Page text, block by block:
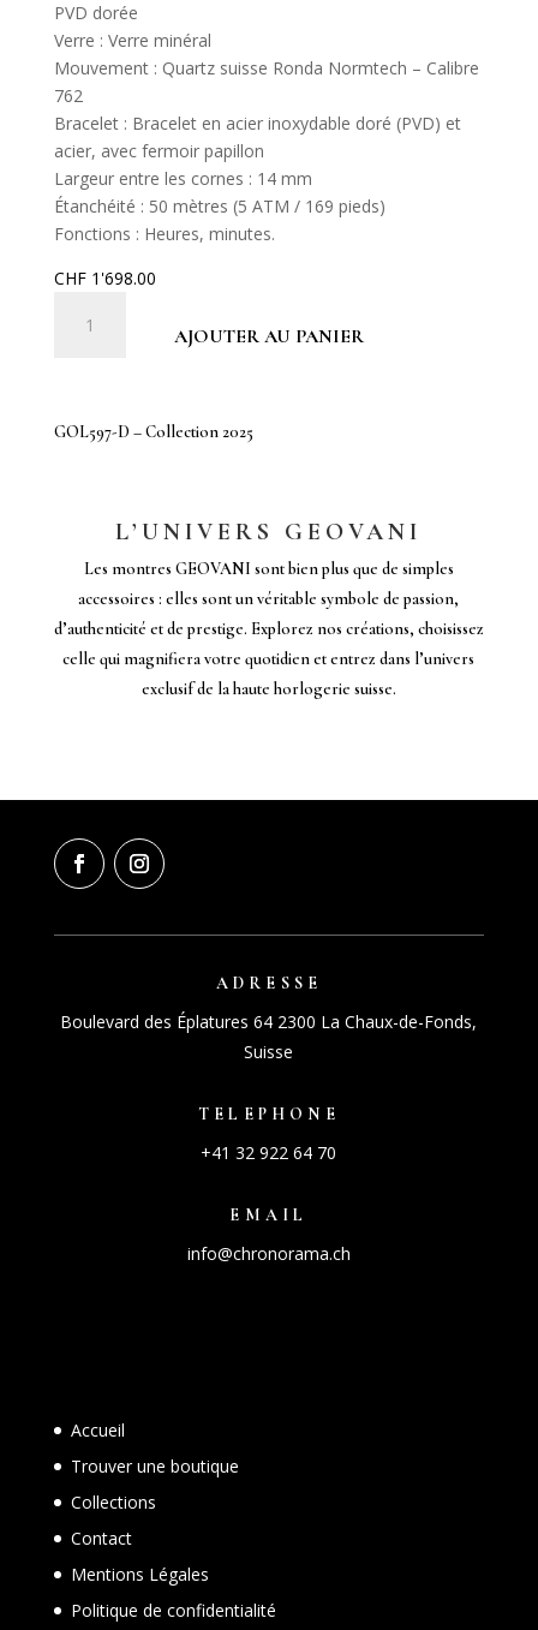
PVD dorée
Verre : Verre minéral
Mouvement : Quartz suisse Ronda Normtech – Calibre
762
Bracelet : Bracelet en acier inoxydable doré (PVD) et
acier, avec fermoir papillon
Largeur entre les cornes : 14 mm
Étanchéité : 50 mètres (5 ATM / 169 pieds)
Fonctions : Heures, minutes.
CHF1'698.00
Collection
AJOUTER AU PANIER
GOL597-D – Collection 2025
L’UNIVERS GEOVANI
Les montres GEOVANI sont bien plus que de simples
accessoires : elles sont un véritable symbole de passion,
d’authenticité et de prestige. Explorez nos créations, choisissez
celle qui magnifiera votre quotidien et entrez dans l’univers
exclusif de la haute horlogerie suisse.
ADRESSE
Boulevard des Éplatures 64 2300 La Chaux-de-Fonds,
Suisse
TELEPHONE
+41 32 922 64 70
EMAIL
info@chronorama.ch
Accueil
Trouver une boutique
Collections
Contact
Mentions Légales
Politique de confidentialité